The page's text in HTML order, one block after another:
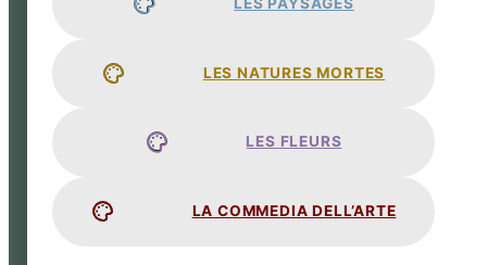
LES NATURES MORTES
LES FLEURS
LA COMMEDIA DELL’ARTE